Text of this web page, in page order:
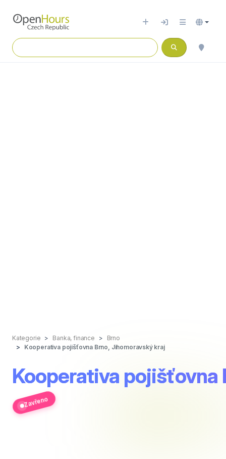
Kategorie Banka, finance
Brno
Kooperativa pojišťovna Brno, Jihomoravský kraj
Kooperativa pojišťovna
Zavřeno